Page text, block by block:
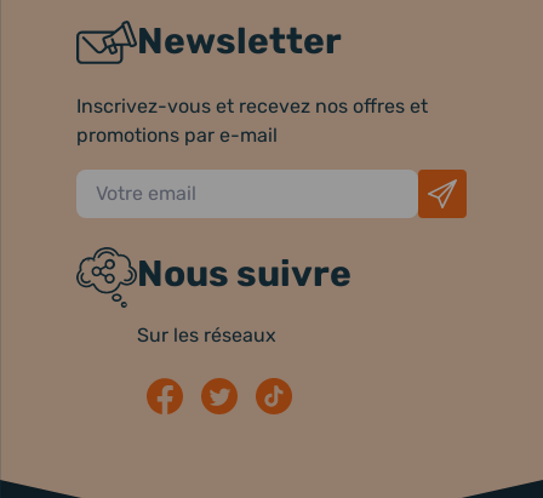
Newsletter
Inscrivez-vous et recevez nos offres et
promotions par e-mail
Nous suivre
Sur les réseaux